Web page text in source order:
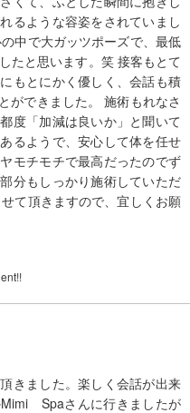
るような容姿をされていまし
中で大ガッツポーズで、最低
たと思います。笑 接客もとて
もとにかく優しく、会話も積
ができました。 施術もれなさ
度「加減は良いか」と聞いて
るようで、安心して体を任せ
モチモチで最高だったのでず
分もしっかり施術していただ
て頂きますので、宜しくお願
きました。楽しく会話が出来
Spaさんに行きましたが